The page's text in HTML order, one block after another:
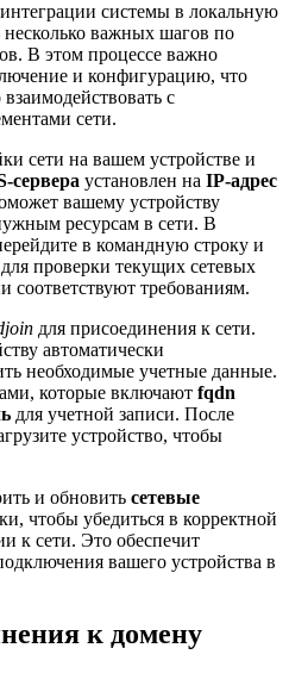
системы в локальную
важных шагов по
В этом процессе важно
и конфигурацию, что
с
сети.
сети на вашем устройстве и
сервера установлен на IP-адрес
вашему устройству
ресурсам в сети. В
в командную строку и
для проверки текущих сетевых
соответствуют требованиям.
для присоединения к сети.
автоматически
необходимые учетные данные.
которые включают fqdn
для учетной записи. После
устройство, чтобы
и обновить сетевые
чтобы убедиться в корректной
к сети. Это обеспечит
вашего устройства в
к домену